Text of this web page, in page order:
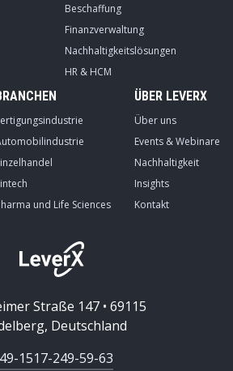
Beschaffung
Finanzverwaltung
Nachhaltigkeitslösungen
HR & HCM
und Life Sciences
ÜBER LEVERX
Über uns
Events & Webinare
Nachhaltigkeit
Insights
Kontakt
Straße 147 • 69115
Deutschland
1517-249-59-63